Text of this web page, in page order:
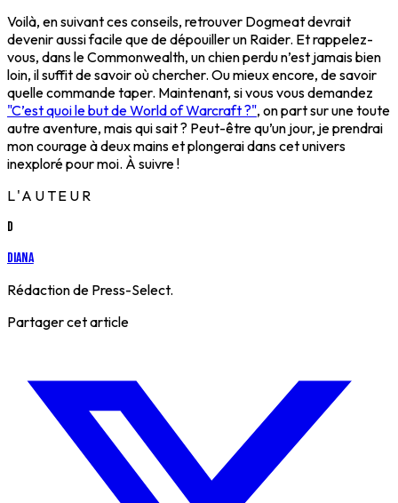
Voilà, en suivant ces conseils, retrouver Dogmeat devrait
devenir aussi facile que de dépouiller un Raider. Et rappelez-
vous, dans le Commonwealth, un chien perdu n’est jamais bien
loin, il suffit de savoir où chercher. Ou mieux encore, de savoir
quelle commande taper. Maintenant, si vous vous demandez
"C’est quoi le but de World of Warcraft ?", on part sur une toute
autre aventure, mais qui sait ? Peut-être qu’un jour, je prendrai
mon courage à deux mains et plongerai dans cet univers
inexploré pour moi. À suivre !
L'AUTEUR
D
Diana
Rédaction de Press-Select.
Partager cet article